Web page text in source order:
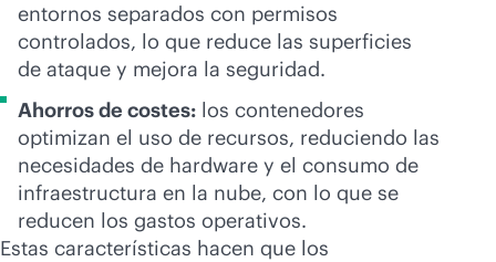
entornos separados con permisos
controlados, lo que reduce las superficies
de ataque y mejora la seguridad.
Ahorros de costes: los contenedores
optimizan el uso de recursos, reduciendo las
necesidades de hardware y el consumo de
infraestructura en la nube, con lo que se
reducen los gastos operativos.
Estas características hacen que los